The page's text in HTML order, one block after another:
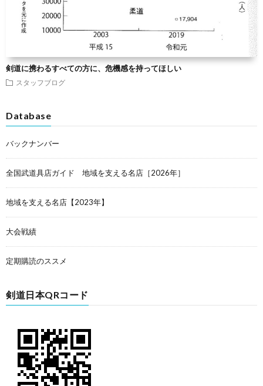
剣道に携わるすべての方に、危機感を持ってほしい
スタッフブログ
Database
バックナンバー
全国武道具店ガイド 地域を支える名店［2026年］
地域を支える名店【2023年】
大会戦績
定期購読のススメ
剣道日本QRコード